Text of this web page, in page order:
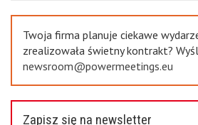
Twoja firma planuje ciekawe
zrealizowała świetny kontrakt?
newsroom@powermeetings.eu
Zapisz się na newsletter